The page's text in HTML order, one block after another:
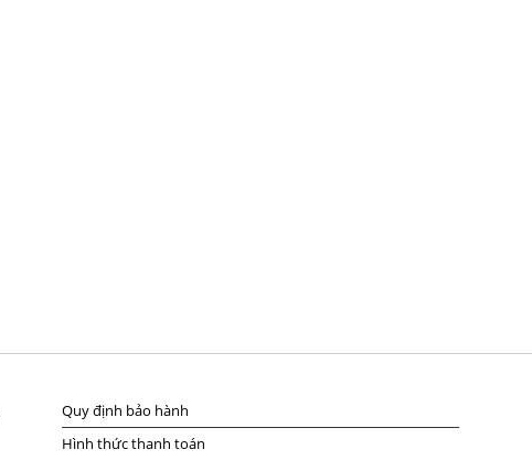
Quy định bảo hành
Hình thức thanh toán